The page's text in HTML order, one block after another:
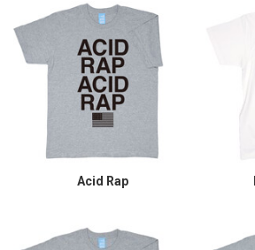
Acid Rap